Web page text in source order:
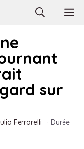
sur
Ferrarelli · Durée